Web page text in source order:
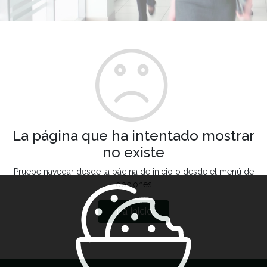
La página que ha intentado mostrar
no existe
Pruebe navegar desde la página de inicio o desde el menú de
opciones
Ir a Inicio